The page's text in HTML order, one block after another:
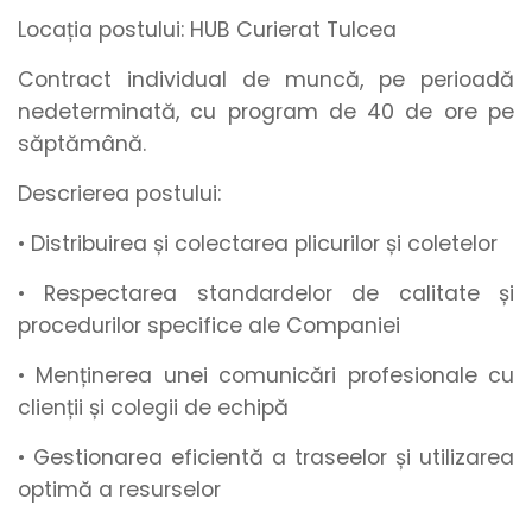
Locația postului: HUB Curierat Tulcea
Contract individual de muncă, pe perioadă
nedeterminată, cu program de 40 de ore pe
săptămână.
Descrierea postului:
• Distribuirea și colectarea plicurilor și coletelor
• Respectarea standardelor de calitate și
procedurilor specifice ale Companiei
• Menținerea unei comunicări profesionale cu
clienții și colegii de echipă
• Gestionarea eficientă a traseelor și utilizarea
optimă a resurselor